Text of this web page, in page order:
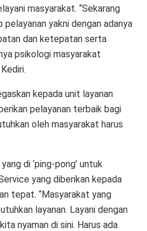
masyarakat. “Sekarang
yakni dengan adanya
dan ketepatan serta
psikologi masyarakat
kepada unit layanan
pelayanan terbaik bagi
oleh masyarakat harus
di ‘ping-pong’ untuk
yang diberikan kepada
tepat. “Masyarakat yang
layanan. Layani dengan
nyaman di sini. Harus ada